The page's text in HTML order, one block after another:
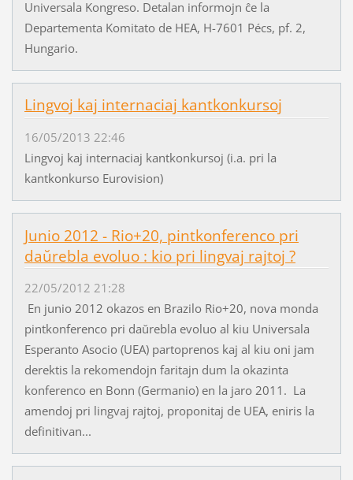
Universala Kongreso. Detalan informojn ĉe la
Departementa Komitato de HEA, H-7601 Pécs, pf. 2,
Hungario.
Lingvoj kaj internaciaj kantkonkursoj
16/05/2013 22:46
Lingvoj kaj internaciaj kantkonkursoj (i.a. pri la
kantkonkurso Eurovision)
Junio 2012 - Rio+20, pintkonferenco pri
daŭrebla evoluo : kio pri lingvaj rajtoj ?
22/05/2012 21:28
En junio 2012 okazos en Brazilo Rio+20, nova monda
pintkonferenco pri daŭrebla evoluo al kiu Universala
Esperanto Asocio (UEA) partoprenos kaj al kiu oni jam
derektis la rekomendojn faritajn dum la okazinta
konferenco en Bonn (Germanio) en la jaro 2011. La
amendoj pri lingvaj rajtoj, proponitaj de UEA, eniris la
definitivan...